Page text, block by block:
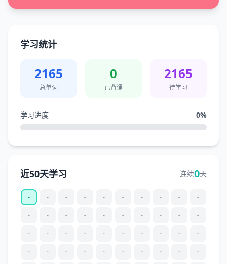
学习统计
2165
总单词
0
已背诵
2165
待学习
学习进度 0%
近50天学习 连续0天
- - - - - - - - - -
- - - - - - - - - -
- - - - - - - - - -
- - - - - - - - - -